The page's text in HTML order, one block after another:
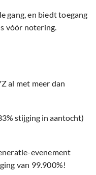
gang, en biedt toegang
vóór notering.
al met meer dan
stijging in aantocht)
evenement
van 99.900%!